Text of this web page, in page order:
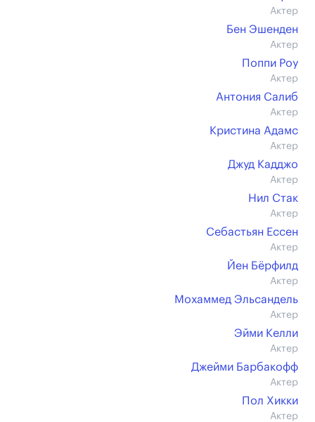
Актер
Бен Эшенден
Актер
Поппи Роу
Актер
Антония Салиб
Актер
Кристина Адамс
Актер
Джуд Кадджо
Актер
Нил Стак
Актер
Себастьян Ессен
Актер
Йен Бёрфилд
Актер
Мохаммед Эльсандель
Актер
Эйми Келли
Актер
Джейми Барбакофф
Актер
Пол Хикки
Актер